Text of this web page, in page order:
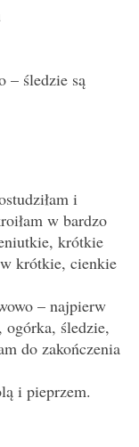
– śledzie są
i
w bardzo
krótkie
krótkie, cienkie
– najpierw
ogórka, śledzie,
do zakończenia
i pieprzem.